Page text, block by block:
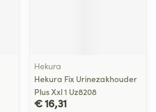
Hekura
Hekura Fix Urinezakhouder
Plus Xxl 1 Uz8208
€ 16,31